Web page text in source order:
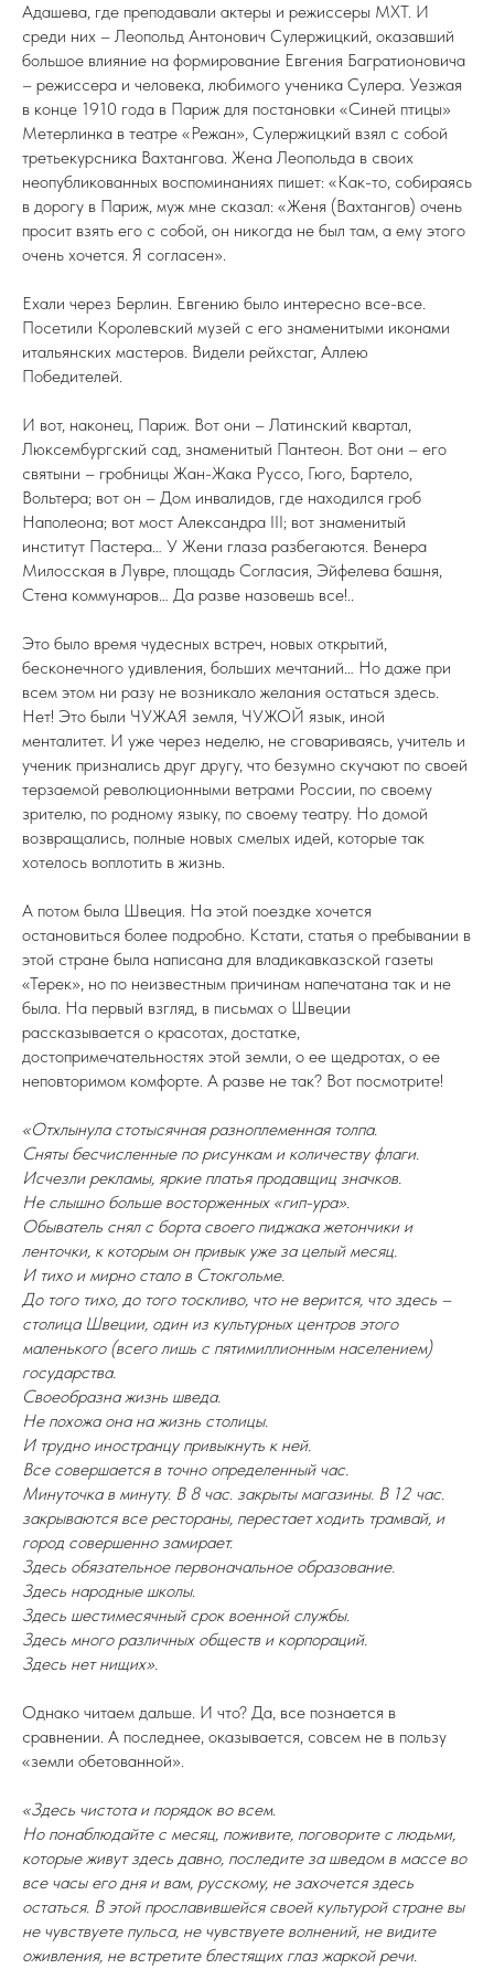
Адашева, где преподавали актеры и режиссеры МХТ. И
среди них – Леопольд Антонович Сулержицкий, оказавший
большое влияние на формирование Евгения Багратионовича
– режиссера и человека, любимого ученика Сулера. Уезжая
в конце 1910 года в Париж для постановки «Синей птицы»
Метерлинка в театре «Режан», Сулержицкий взял с собой
третьекурсника Вахтангова. Жена Леопольда в своих
неопубликованных воспоминаниях пишет: «Как-то, собираясь
в дорогу в Париж, муж мне сказал: «Женя (Вахтангов) очень
просит взять его с собой, он никогда не был там, а ему этого
очень хочется. Я согласен».
Ехали через Берлин. Евгению было интересно все-все.
Посетили Королевский музей с его знаменитыми иконами
итальянских мастеров. Видели рейхстаг, Аллею
Победителей.
И вот, наконец, Париж. Вот они – Латинский квартал,
Люксембургский сад, знаменитый Пантеон. Вот они – его
святыни – гробницы Жан-Жака Руссо, Гюго, Бартело,
Вольтера; вот он – Дом инвалидов, где находился гроб
Наполеона; вот мост Александра III; вот знаменитый
институт Пастера… У Жени глаза разбегаются. Венера
Милосская в Лувре, площадь Согласия, Эйфелева башня,
Стена коммунаров… Да разве назовешь все!..
Это было время чудесных встреч, новых открытий,
бесконечного удивления, больших мечтаний… Но даже при
всем этом ни разу не возникало желания остаться здесь.
Нет! Это были ЧУЖАЯ земля, ЧУЖОЙ язык, иной
менталитет. И уже через неделю, не сговариваясь, учитель и
ученик признались друг другу, что безумно скучают по своей
терзаемой революционными ветрами России, по своему
зрителю, по родному языку, по своему театру. Но домой
возвращались, полные новых смелых идей, которые так
хотелось воплотить в жизнь.
А потом была Швеция. На этой поездке хочется
остановиться более подробно. Кстати, статья о пребывании в
этой стране была написана для владикавказской газеты
«Терек», но по неизвестным причинам напечатана так и не
была. На первый взгляд, в письмах о Швеции
рассказывается о красотах, достатке,
достопримечательностях этой земли, о ее щедротах, о ее
неповторимом комфорте. А разве не так? Вот посмотрите!
«Отхлынула стотысячная разноплеменная толпа.
Сняты бесчисленные по рисункам и количеству флаги.
Исчезли рекламы, яркие платья продавщиц значков.
Не слышно больше восторженных «гип-ура».
Обыватель снял с борта своего пиджака жетончики и
ленточки, к которым он привык уже за целый месяц.
И тихо и мирно стало в Стокгольме.
До того тихо, до того тоскливо, что не верится, что здесь –
столица Швеции, один из культурных центров этого
маленького (всего лишь с пятимиллионным населением)
государства.
Своеобразна жизнь шведа.
Не похожа она на жизнь столицы.
И трудно иностранцу привыкнуть к ней.
Все совершается в точно определенный час.
Минуточка в минуту. В 8 час. закрыты магазины. В 12 час.
закрываются все рестораны, перестает ходить трамвай, и
город совершенно замирает.
Здесь обязательное первоначальное образование.
Здесь народные школы.
Здесь шестимесячный срок военной службы.
Здесь много различных обществ и корпораций.
Здесь нет нищих».
Однако читаем дальше. И что? Да, все познается в
сравнении. А последнее, оказывается, совсем не в пользу
«земли обетованной».
«Здесь чистота и порядок во всем.
Но понаблюдайте с месяц, поживите, поговорите с людьми,
которые живут здесь давно, последите за шведом в массе во
все часы его дня и вам, русскому, не захочется здесь
остаться. В этой прославившейся своей культурой стране вы
не чувствуете пульса, не чувствуете волнений, не видите
оживления, не встретите блестящих глаз жаркой речи.